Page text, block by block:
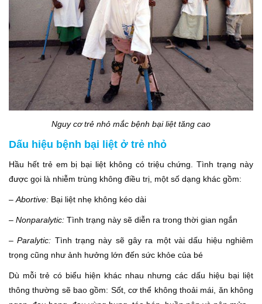
Nguy cơ trẻ nhỏ mắc bệnh bại liệt tăng cao
Dấu hiệu bệnh bại liệt ở trẻ nhỏ
Hầu hết trẻ em bị bại liệt không có triệu chứng. Tình trạng này
được gọi là nhiễm trùng không điều trị, một số dạng khác gồm:
–Abortive: Bại liệt nhẹ không kéo dài
– Nonparalytic: Tình trạng này sẽ diễn ra trong thời gian ngắn
–Paralytic: Tình trạng này sẽ gây ra một vài dấu hiệu nghiêm
trọng cũng như ảnh hưởng lớn đến sức khỏe của bé
Dù mỗi trẻ có biểu hiện khác nhau nhưng các dấu hiệu bại liệt
thông thường sẽ bao gồm: Sốt, cơ thể không thoải mái, ăn không